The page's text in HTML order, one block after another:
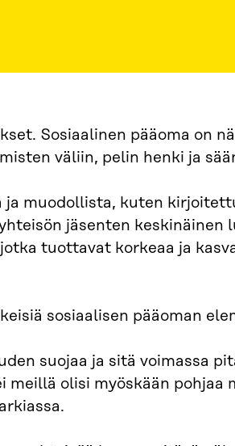
Sosiaalinen pääoma on
väliin, pelin henki ja
ja muodollista, kuten
jäsenten keskinäinen
tuottavat korkeaa ja
sosiaalisen pääoman
suojaa ja sitä voimassa
meillä olisi myöskään pohjaa